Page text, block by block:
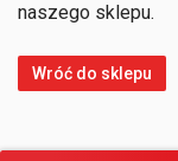
naszego sklepu.
Wróć do sklepu